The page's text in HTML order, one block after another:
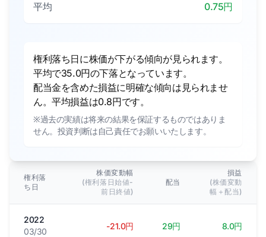
平均
0.75円
権利落ち日に株価が下がる傾向が見られます。
平均で35.0円の下落となっています。
配当金を含めた損益に明確な傾向は見られませ
ん。平均損益は0.8円です。
※過去の実績は将来の結果を保証するものではありま
せん。投資判断は自己責任でお願いいたします。
権利落
ち日
株価変動幅
(権利落日始値-
前日終値)
配当
損益
(株価変動
幅＋配当)
2022
03/30
-21.0円 29円 8.0円